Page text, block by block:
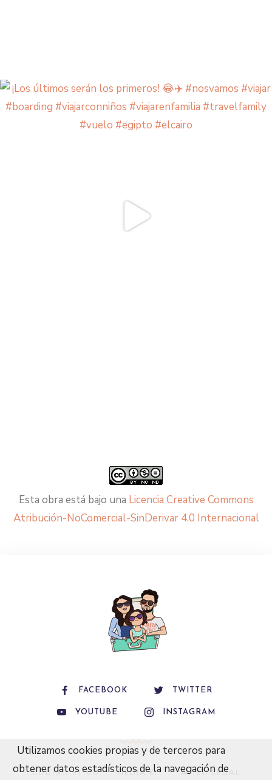
Esta obra está bajo una Licencia Creative Commons
Atribución-NoComercial-SinDerivar 4.0 Internacional
FACEBOOK TWITTER
YOUTUBE INSTAGRAM
CÓDIGO ÉTICO MEDIA KIT AVISO LEGAL
Utilizamos cookies propias y de terceros para
obtener datos estadísticos de la navegación de